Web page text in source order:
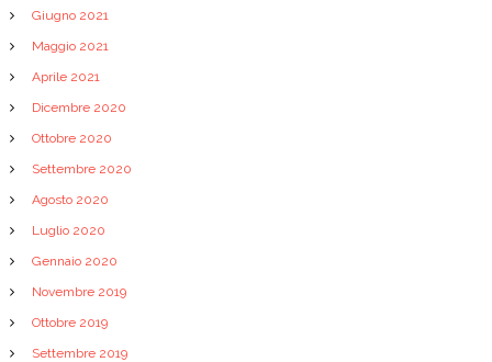
Giugno 2021
Maggio 2021
Aprile 2021
Dicembre 2020
Ottobre 2020
Settembre 2020
Agosto 2020
Luglio 2020
Gennaio 2020
Novembre 2019
Ottobre 2019
Settembre 2019